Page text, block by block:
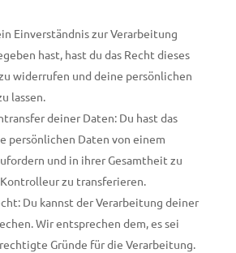
Einverständnis zur Verarbeitung
hast, hast du das Recht dieses
widerrufen und deine persönlichen
lassen.
deiner Daten: Du hast das
persönlichen Daten von einem
und in ihrer Gesamtheit zu
zu transferieren.
Du kannst der Verarbeitung deiner
Wir entsprechen dem, es sei
Gründe für die Verarbeitung.